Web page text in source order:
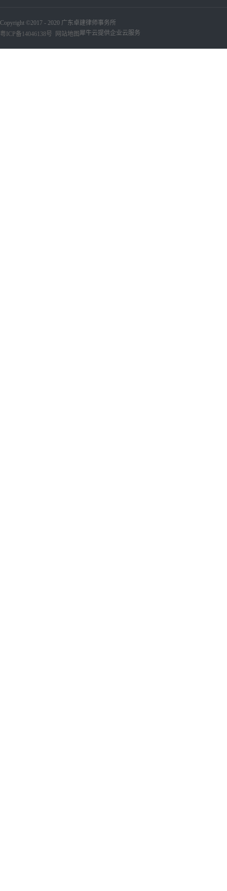
Copyright ©2017 - 2020 广东卓建律师事务所
粤ICP备14046138号 网站地图 犀牛云提供企业云服务